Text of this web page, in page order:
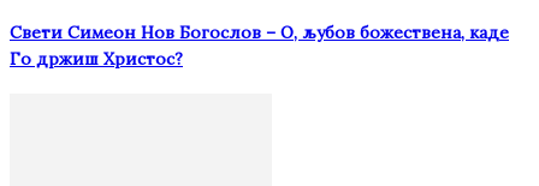
Свети Симеон Нов Богослов – О, љубов божествена, каде
Го држиш Христос?